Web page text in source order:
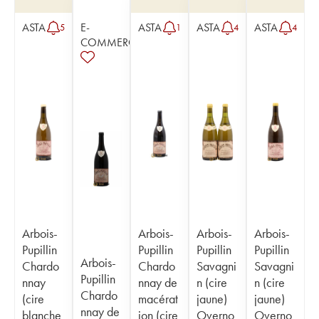
ASTA 5
Arbois-
Pupillin
Chardo
nnay
(cire
blanche
E-
COMMERCE
Arbois-
Pupillin
Chardo
nnay de
ASTA 1
Arbois-
Pupillin
Chardo
nnay de
macérat
ion (cire
ASTA 4
Arbois-
Pupillin
Savagni
n (cire
jaune)
Overno
ASTA 4
Arbois-
Pupillin
Savagni
n (cire
jaune)
Overno